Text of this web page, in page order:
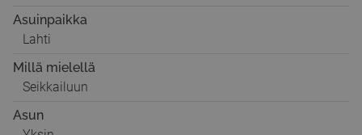
Asuinpaikka
Lahti
Millä mielellä
Seikkailuun
Asun